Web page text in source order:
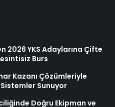
2026 YKS Adaylarına Çifte
Burs
Kazanı Çözümleriyle
Sunuyor
Doğru Ekipman ve